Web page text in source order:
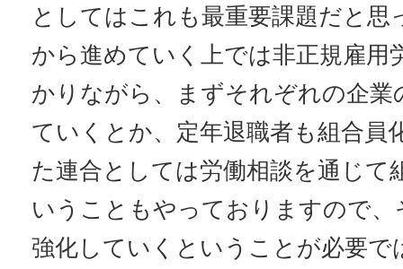
としてはこれも最重要課題だと思
から進めていく上では非正規雇用
かりながら、まずそれぞれの企業
ていくとか、定年退職者も組合員
た連合としては労働相談を通じて
いうこともやっておりますので
強化していくということが必要で